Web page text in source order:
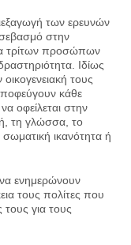
των ερευνών
στην
τρίτων προσώπων
Ιδίως
τους
κάθε
οφείλεται στην
τη γλώσσα, το
ικανότητα ή
να ενημερώνουν
τους πολίτες που
τους για τους